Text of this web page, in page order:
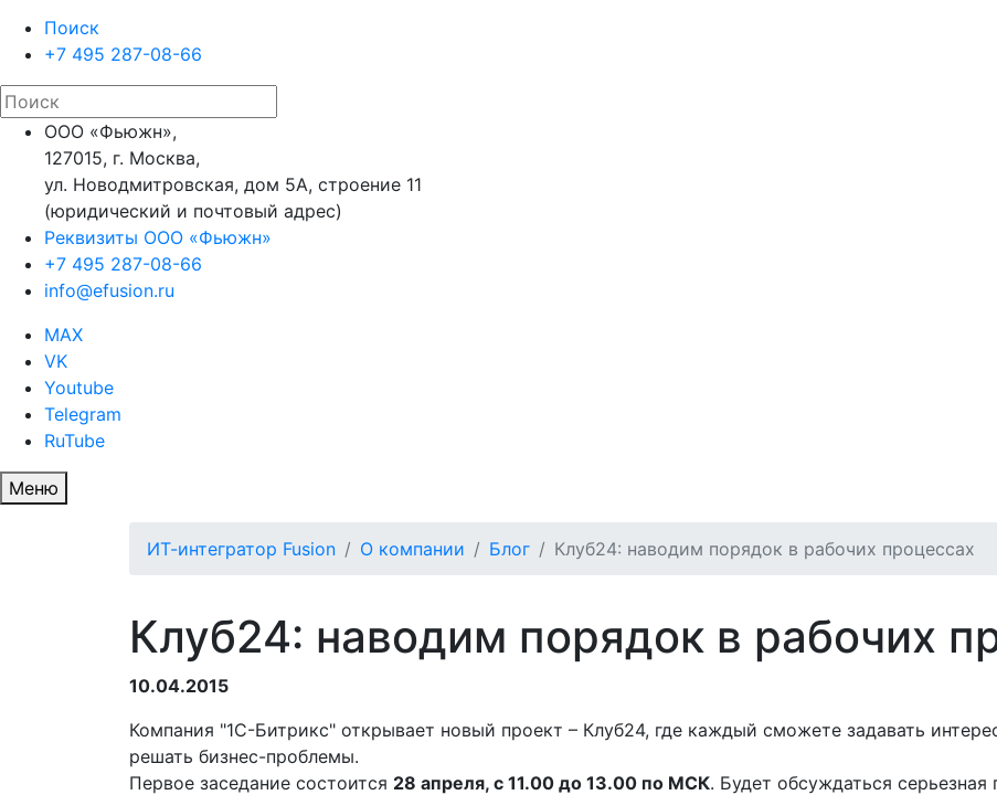
Поиск
+7 495 287-08-66
ООО «Фьюжн»,
127015, г. Москва,
ул. Новодмитровская, дом 5А, строение 11
(юридический и почтовый адрес)
Реквизиты ООО «Фьюжн»
+7 495 287-08-66
info@efusion.ru
MAX
VK
Youtube
Telegram
RuTube
Меню
ИТ-интегратор Fusion О компании Блог Клуб24: наводим порядок в рабочих процессах
Клуб24: наводим порядок в рабочих
10.04.2015
Компания "1С-Битрикс" открывает новый проект – Клуб24, где каждый сможете задавать
решать бизнес-проблемы.
Первое заседание состоится 28 апреля, с 11.00 до 13.00 по МСК. Будет обсуждаться серьезная